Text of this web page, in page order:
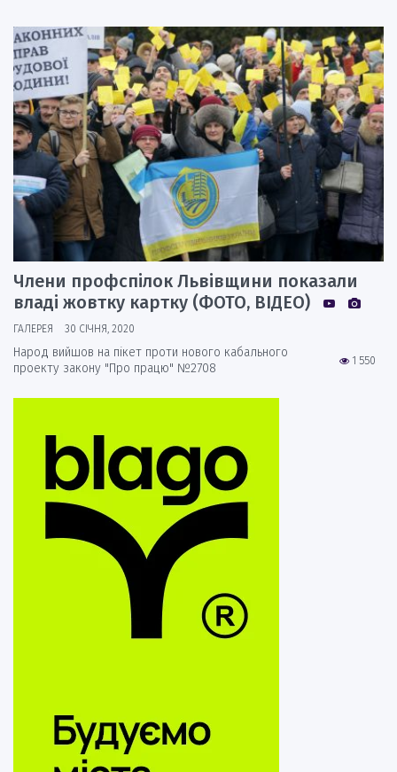
Члени профспілок Львівщини показали
владі жовтку картку (ФОТО, ВІДЕО)
ГАЛЕРЕЯ 30 СІЧНЯ, 2020
1 550
Народ вийшов на пікет проти нового кабального
проекту закону "Про працю" №2708